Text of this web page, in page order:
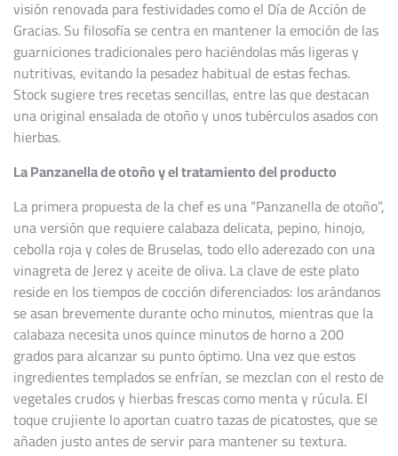
visión renovada para festividades como el Día de Acción de
Gracias. Su filosofía se centra en mantener la emoción de las
guarniciones tradicionales pero haciéndolas más ligeras y
nutritivas, evitando la pesadez habitual de estas fechas.
Stock sugiere tres recetas sencillas, entre las que destacan
una original ensalada de otoño y unos tubérculos asados con
hierbas.
La Panzanella de otoño y el tratamiento del producto
La primera propuesta de la chef es una “Panzanella de otoño”,
una versión que requiere calabaza delicata, pepino, hinojo,
cebolla roja y coles de Bruselas, todo ello aderezado con una
vinagreta de Jerez y aceite de oliva. La clave de este plato
reside en los tiempos de cocción diferenciados: los arándanos
se asan brevemente durante ocho minutos, mientras que la
calabaza necesita unos quince minutos de horno a 200
grados para alcanzar su punto óptimo. Una vez que estos
ingredientes templados se enfrían, se mezclan con el resto de
vegetales crudos y hierbas frescas como menta y rúcula. El
toque crujiente lo aportan cuatro tazas de picatostes, que se
añaden justo antes de servir para mantener su textura.